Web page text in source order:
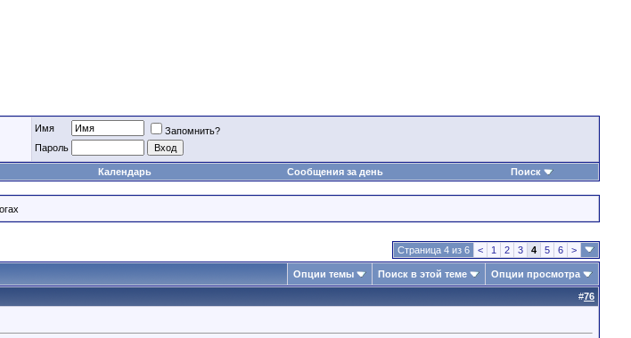
Имя
Запомнить?
Пароль
Календарь Сообщения за день Поиск
Страница 4 из 6 < 1 2 3 4 5 6 >
Опции темы Поиск в этой теме Опции просмотра
#76